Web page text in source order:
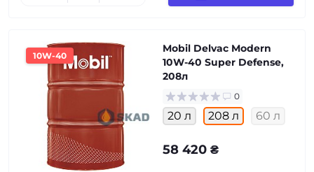
10W-40
Mobil Delvac Modern
10W-40 Super Defense,
208л
0
20 л 208 л 60 л
58 420 ₴